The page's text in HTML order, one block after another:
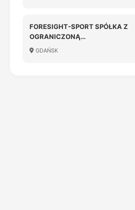
FORESIGHT-SPORT SPÓŁKA Z
OGRANICZONĄ
ODPOWIEDZIALNOŚCIĄ
GDAŃSK